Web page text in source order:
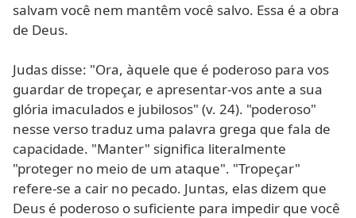
salvam você nem mantêm você salvo. Essa é a obra
de Deus.
Judas disse: "Ora, àquele que é poderoso para vos
guardar de tropeçar, e apresentar-vos ante a sua
glória imaculados e jubilosos" (v. 24). "poderoso"
nesse verso traduz uma palavra grega que fala de
capacidade. "Manter" significa literalmente
"proteger no meio de um ataque". "Tropeçar"
refere-se a cair no pecado. Juntas, elas dizem que
Deus é poderoso o suficiente para impedir que você